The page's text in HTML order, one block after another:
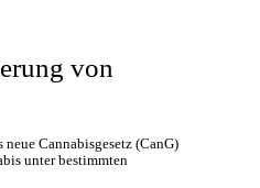
von
Cannabisgesetz (CanG)
unter bestimmten